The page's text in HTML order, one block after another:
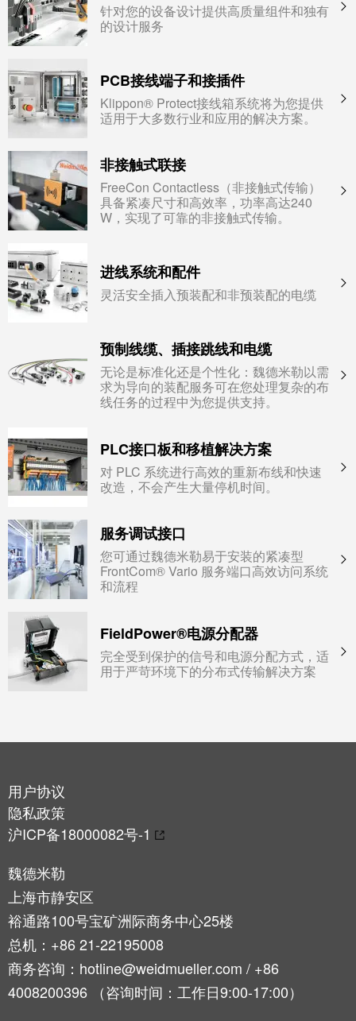
针对您的设备设计提供高质量组件和独有
的设计服务
PCB接线端子和接插件
Klippon® Protect接线箱系统将为您提供
适用于大多数行业和应用的解决方案。
非接触式联接
FreeCon Contactless（非接触式传输）
具备紧凑尺寸和高效率，功率高达240
W，实现了可靠的非接触式传输。
进线系统和配件
灵活安全插入预装配和非预装配的电缆
预制线缆、插接跳线和电缆
无论是标准化还是个性化：魏德米勒以需
求为导向的装配服务可在您处理复杂的布
线任务的过程中为您提供支持。
PLC接口板和移植解决方案
对 PLC 系统进行高效的重新布线和快速
改造，不会产生大量停机时间。
服务调试接口
您可通过魏德米勒易于安装的紧凑型
FrontCom® Vario 服务端口高效访问系统
和流程
FieldPower®电源分配器
完全受到保护的信号和电源分配方式，适
用于严苛环境下的分布式传输解决方案
用户协议
隐私政策
沪ICP备18000082号-1
魏德米勒
上海市静安区
裕通路100号宝矿洲际商务中心25楼
总机：+86 21-22195008
商务咨询：hotline@weidmueller.com / +86
4008200396 （咨询时间：工作日9:00-17:00）